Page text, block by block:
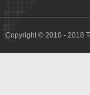
Copyright © 2010 - 2018